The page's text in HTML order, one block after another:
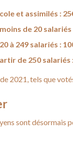
et assimilés :
de 20 salariés
à 249 salariés :
de 250 salariés
2021, tels que
sont désormais